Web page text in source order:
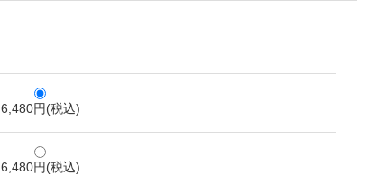
6,480円(税込)
6,480円(税込)